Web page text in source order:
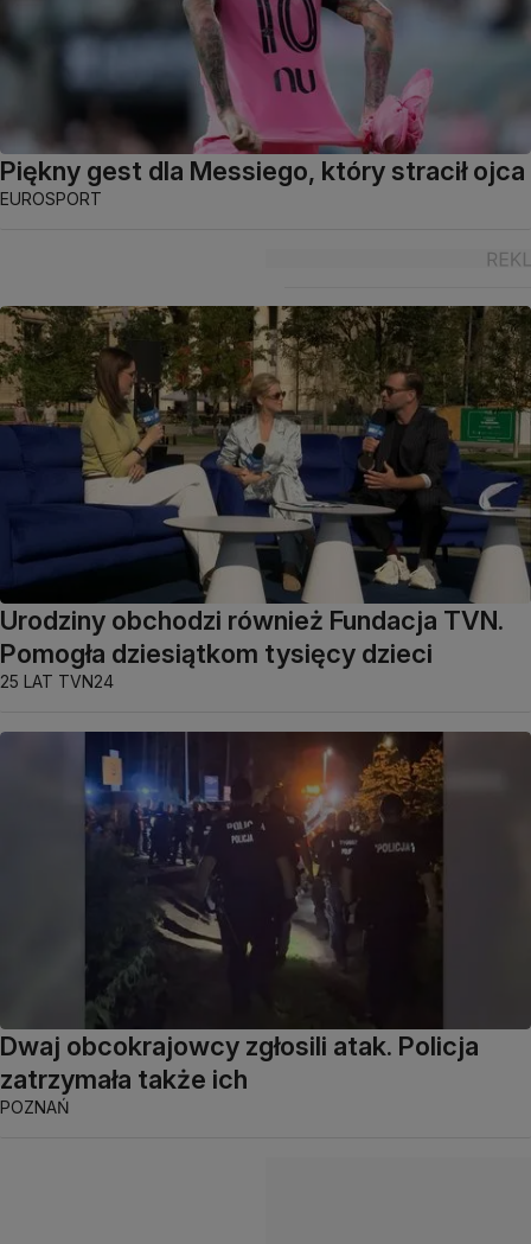
Piękny gest dla Messiego, który stracił ojca
EUROSPORT
Urodziny obchodzi również Fundacja TVN.
Pomogła dziesiątkom tysięcy dzieci
25 LAT TVN24
Dwaj obcokrajowcy zgłosili atak. Policja
zatrzymała także ich
POZNAŃ